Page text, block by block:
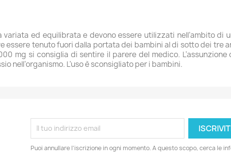
ed equilibrata e devono essere utilizzati nell’ambito di
tenuto fuori dalla portata dei bambini al di sotto dei tre
mg si consiglia di sentire il parere del medico.
nell’organismo. L’uso è sconsigliato per i bambini.
Puoi annullare l'iscrizione in ogni momento. A questo scopo, cerca le